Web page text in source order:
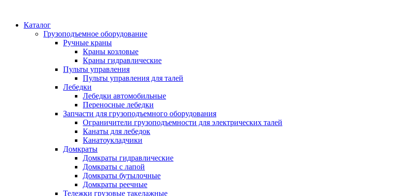
Каталог
Грузоподъемное оборудование
Ручные краны
Краны козловые
Краны гидравлические
Пульты управления
Пульты управления для талей
Лебедки
Лебедки автомобильные
Переносные лебедки
Запчасти для грузоподъемного оборудования
Ограничители грузоподъемности для электрических талей
Канаты для лебедок
Канатоукладчики
Домкраты
Домкраты гидравлические
Домкраты с лапой
Домкраты бутылочные
Домкраты реечные
Тележки грузовые такелажные